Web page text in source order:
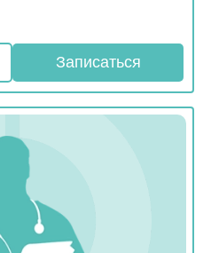
Записаться